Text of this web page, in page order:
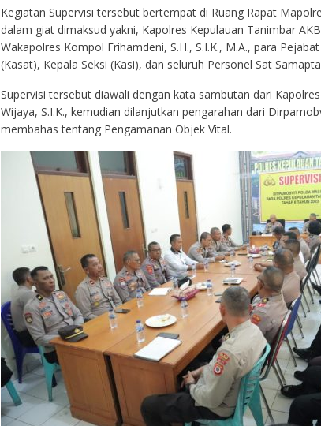
Kegiatan Supervisi tersebut bertempat di Ruang Rapat
dalam giat dimaksud yakni, Kapolres Kepulauan Tanimbar
Wakapolres Kompol Frihamdeni, S.H., S.I.K., M.A., para
(Kasat), Kepala Seksi (Kasi), dan seluruh Personel Sat
Supervisi tersebut diawali dengan kata sambutan dari
Wijaya, S.I.K., kemudian dilanjutkan pengarahan dari
membahas tentang Pengamanan Objek Vital.